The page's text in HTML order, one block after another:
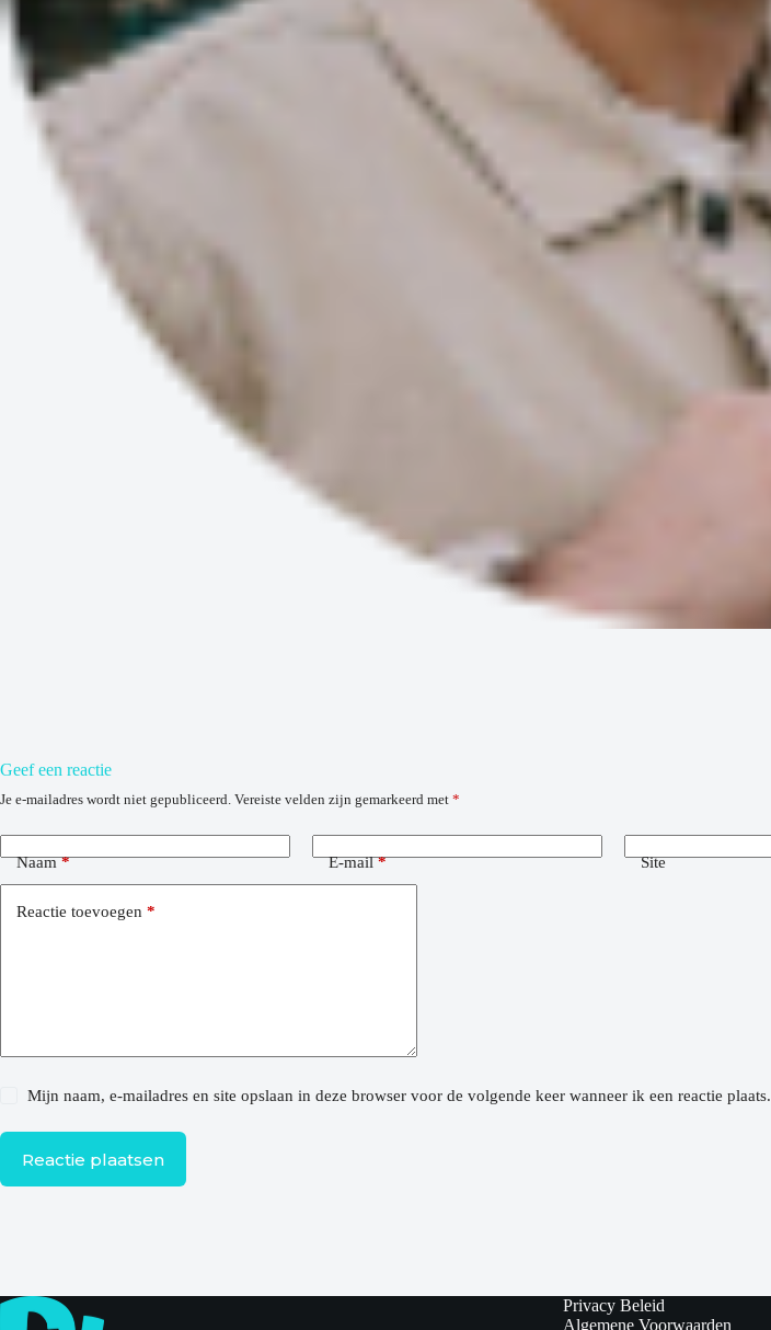
Geef een reactie
Je e-mailadres wordt niet gepubliceerd. Vereiste velden zijn gemarkeerd met *
Naam* E-mail* Site
Reactie toevoegen *
Mijn naam, e-mailadres en site opslaan in deze browser voor de volgende keer wanneer ik een reactie plaats.
Reactie plaatsen
Privacy Beleid
Algemene Voorwaarden